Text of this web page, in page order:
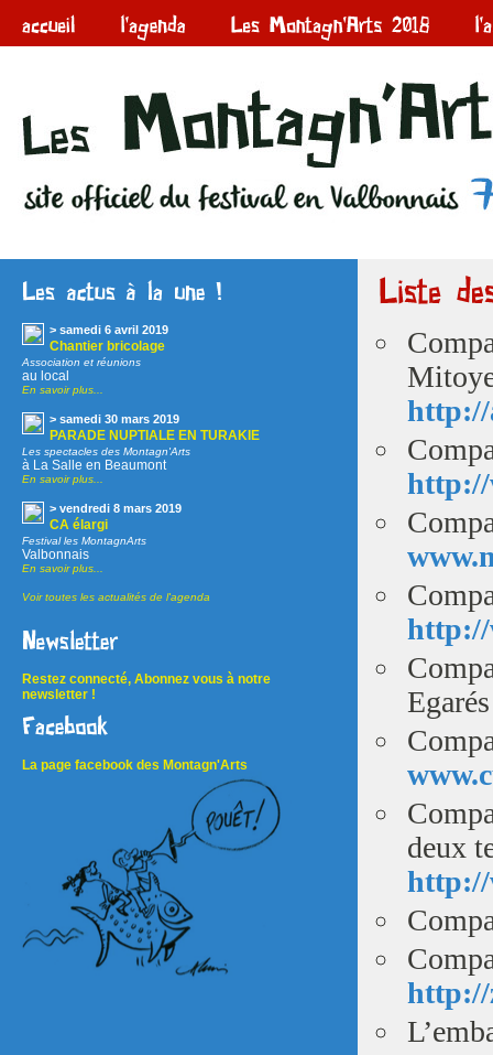
http://
http://
http://
deux
http://
http://
> samedi 6 avril 2019
Chantier bricolage
Association et réunions
au local
En savoir plus...
> samedi 30 mars 2019
PARADE NUPTIALE EN TURAKIE
Les spectacles des Montagn'Arts
à La Salle en Beaumont
En savoir plus...
> vendredi 8 mars 2019
CA élargi
Festival les MontagnArts
Valbonnais
En savoir plus...
Voir toutes les actualités de l'agenda
Restez connecté, Abonnez vous à notre
newsletter !
La page facebook des Montagn'Arts